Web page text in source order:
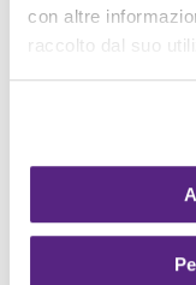
con altre
raccolto dal suo
recarsi a lavoro
anno le
unariduzione